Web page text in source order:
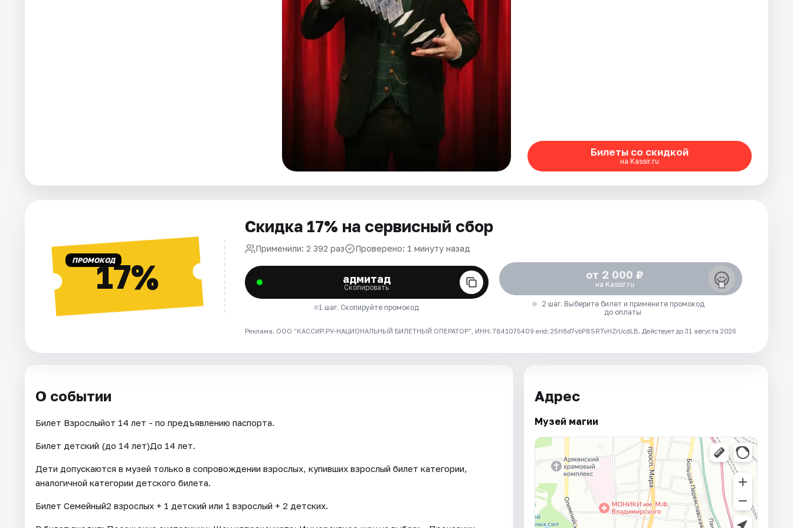
Билеты со скидкой
на Kassir.ru
ПРОМОКОД17%
Скидка 17% на сервисный сбор
Применили: 2 392 раз Проверено: 1 минуту назад
адмитад
Скопировать
1 шаг. Скопируйте промокод
от 2 000 ₽
на Kassir.ru
2 шаг. Выберите билет и примените промокод
до оплаты
Реклама. ООО "КАССИР.РУ-НАЦИОНАЛЬНЫЙ БИЛЕТНЫЙ ОПЕРАТОР", ИНН: 7841075409 erid: 25H8d7vbP8SRTvHZrUcdLB. Действует до 31 августа 2026
О событии
Билет Взрослыйот 14 лет - по предъявлению паспорта.
Билет детский (до 14 лет)До 14 лет.
Дети допускаются в музей только в сопровождении взрослых, купивших взрослый билет категории,
аналогичной категории детского билета.
Билет Семейный2 взрослых + 1 детский или 1 взрослый + 2 детских.
Адрес
Музей магии